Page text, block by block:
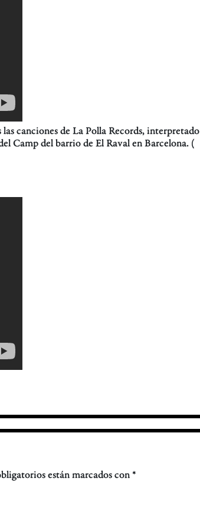
canciones de La Polla Records, interpretado
Camp del barrio de El Raval en Barcelona. (
están marcados con*